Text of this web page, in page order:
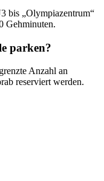
bis „Olympiazentrum“
Gehminuten.
parken?
Anzahl an
reserviert werden.